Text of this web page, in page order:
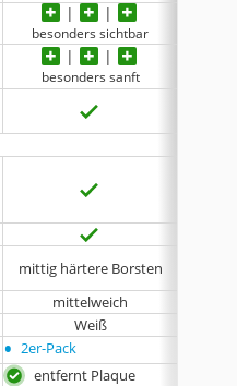
besonders sichtbar
besonders sanft
mittig härtere Borsten
mittelweich
Weiß
• 2er-Pack
entfernt Plaque